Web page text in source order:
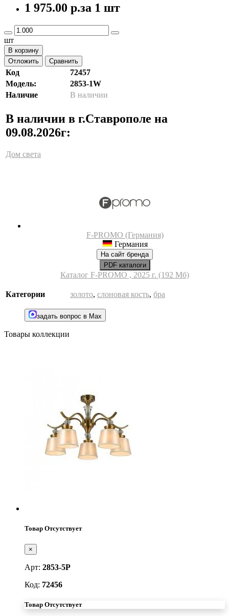
1 975.00 р.за 1 шт
шт
В корзину
Отложить
Сравнить
Код
72457
Модель:
2853-1W
Наличие
В наличии
В наличии в г.Ставрополе на
09.08.2026г:
Дом света
F-PROMO (Германия)
Германия
На сайт бренда
PDF каталоги
Каталог F-PROMO , 2025 г. (192 Мб)
Категории золото, слоновая кость, бра
задать вопрос в Max
Товары коллекции
Товар Отсутствует
×
Арт: 2853-5P
Код: 72456
Товар Отсутствует